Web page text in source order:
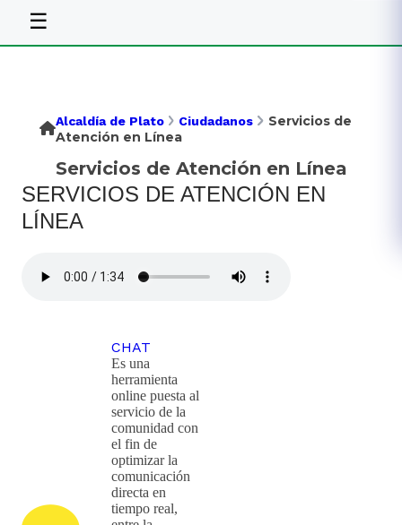
☰
Alcaldía de Plato Ciudadanos
Servicios de
Atención en Línea
Servicios de Atención en Línea
SERVICIOS DE ATENCIÓN EN
LÍNEA
CHAT
Es una
herramienta
online puesta al
servicio de la
comunidad con
el fin de
optimizar la
comunicación
directa en
tiempo real,